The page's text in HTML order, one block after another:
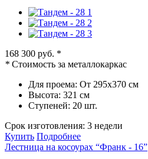
168 300 руб. *
* Стоимость за металлокаркас
Для проема: От 295x370 см
Высота: 321 см
Ступеней: 20 шт.
Срок изготовления: 3 недели
Купить Подробнее
Лестница на косоурах “Франк - 16”